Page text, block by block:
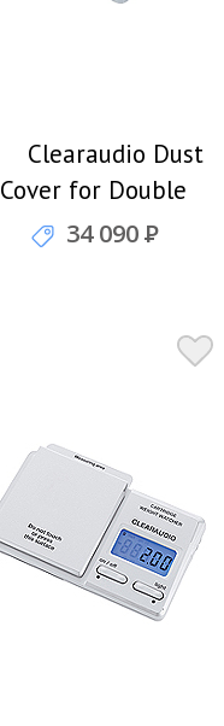
Clearaudio Dust
Cover for Double
Matrix Professional
34 090Р